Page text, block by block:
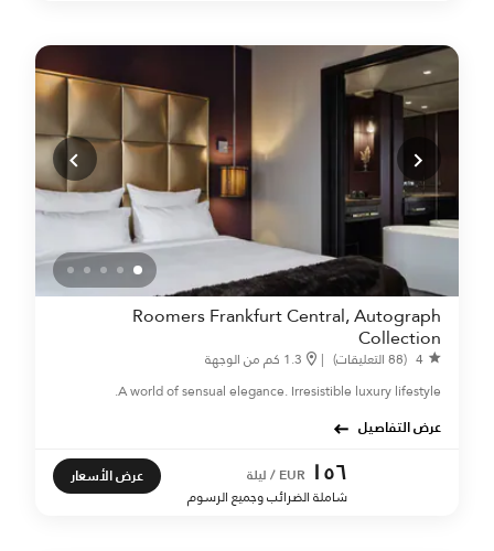
Roomers Frankfurt Central, Autograph
Collection
4 (88 التعليقات) |
1.3 كم من الوجهة
A world of sensual elegance. Irresistible luxury lifestyle.
عرض التفاصيل
١٥٦ EUR / ليلة
شاملة الضرائب وجميع الرسوم
عرض الأسعار